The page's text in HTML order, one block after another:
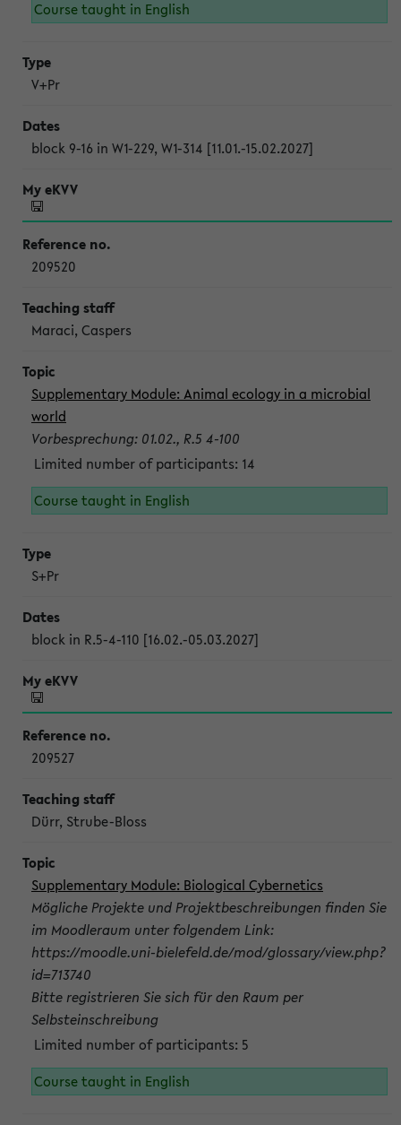
Course taught in English
V+Pr
block 9-16 in W1-229, W1-314 [11.01.-15.02.2027]
209520
Maraci, Caspers
Supplementary Module: Animal ecology in a microbial
world
Vorbesprechung: 01.02., R.5 4-100
Limited number of participants: 14
Course taught in English
S+Pr
block in R.5-4-110 [16.02.-05.03.2027]
209527
Dürr, Strube-Bloss
Supplementary Module: Biological Cybernetics
Mögliche Projekte und Projektbeschreibungen finden Sie
im Moodleraum unter folgendem Link:
https://moodle.uni-bielefeld.de/mod/glossary/view.php?
id=713740
Bitte registrieren Sie sich für den Raum per
Selbsteinschreibung
Limited number of participants: 5
Course taught in English